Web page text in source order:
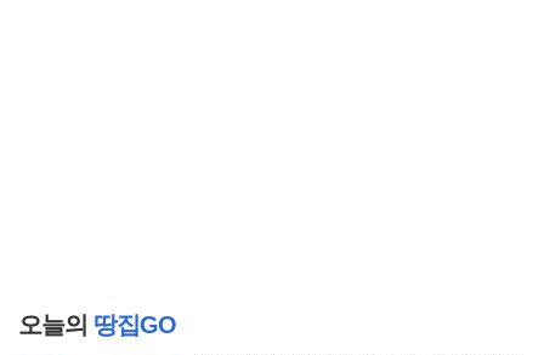
오늘의 땅집GO